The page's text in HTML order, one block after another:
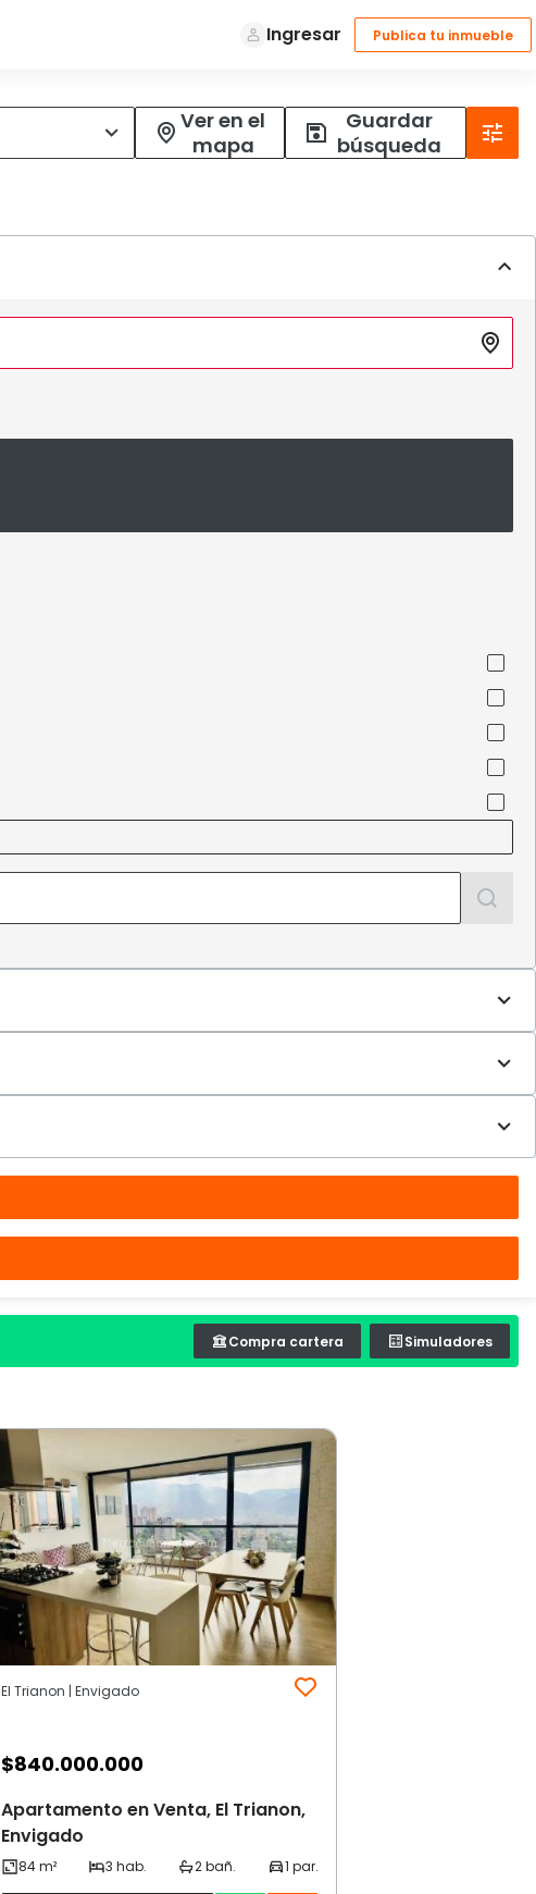
Ver en el
mapa
Guardar
búsqueda
Compra cartera Simuladores
El Trianon | Envigado
$840.000.000
Apartamento en Venta, El Trianon,
Envigado